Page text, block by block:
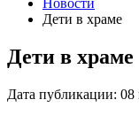
Новости
Дети в храме
Дети в храме
Дата публикации: 08